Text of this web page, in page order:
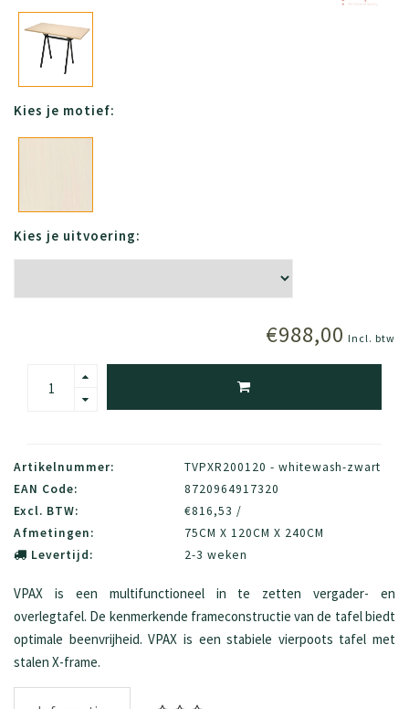
Kies je motief:
Kies je uitvoering:
€988,00 Incl. btw
Artikelnummer:
TVPXR200120 - whitewash-zwart
EAN Code:
8720964917320
Excl. BTW:
€816,53 /
Afmetingen:
75CM X 120CM X 240CM
Levertijd:
2-3 weken
VPAX is een multifunctioneel in te zetten vergader- en
overlegtafel. De kenmerkende frameconstructie van de tafel biedt
optimale beenvrijheid. VPAX is een stabiele vierpoots tafel met
stalen X-frame.